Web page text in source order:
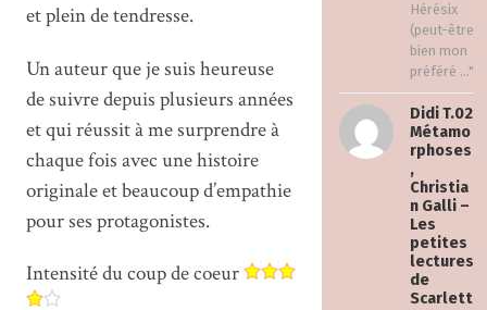
Hérésix
(peut-être
bien mon
préféré ..."
Didi T.02
Métamo
rphoses
,
Christia
n Galli –
Les
petites
lectures
de
Scarlett
et plein de tendresse.
Un auteur que je suis heureuse
de suivre depuis plusieurs années
et qui réussit à me surprendre à
chaque fois avec une histoire
originale et beaucoup d’empathie
pour ses protagonistes.
Intensité du coup de coeur